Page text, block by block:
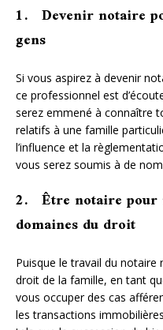
1. Devenir notaire
gens
Si vous aspirez à devenir
ce professionnel est
serez emmené à connaître
relatifs à une famille
l’influence et la
vous serez soumis à de
2. Être notaire
domaines du droit
Puisque le travail du notaire
droit de la famille, en tant
vous occuper des cas
les transactions